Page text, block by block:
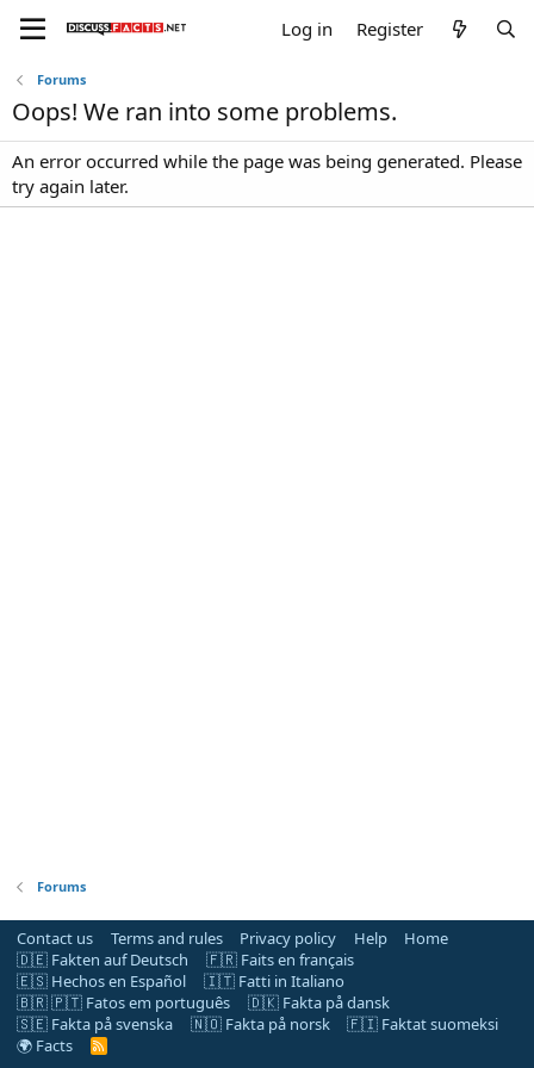
Log in Register
Forums
Oops! We ran into some problems.
An error occurred while the page was being generated. Please
try again later.
Forums
Contact us Terms and rules Privacy policy Help
Home
🇩🇪 Fakten auf Deutsch
🇫🇷 Faits en français
🇪🇸 Hechos en Español
🇮🇹 Fatti in Italiano
🇧🇷 🇵🇹 Fatos em português
🇩🇰 Fakta på dansk
🇸🇪 Fakta på svenska
🇳🇴 Fakta på norsk
🇫🇮 Faktat suomeksi
🌍 Facts
R